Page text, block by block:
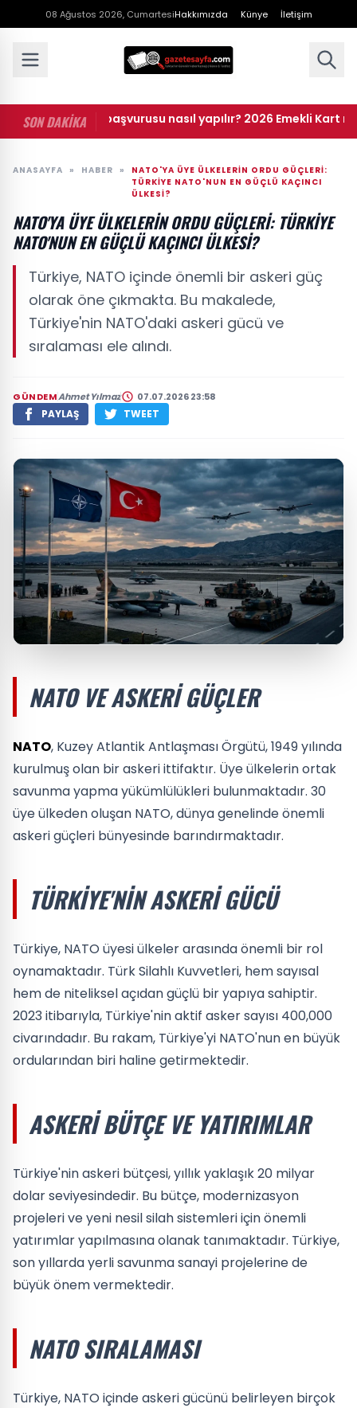
08 Ağustos 2026, CumartesiHakkımızda Künye İletişim
SON DAKİKA
dijital kart başvurusu nasıl yapılır? 2026 Emekli Kart
ANASAYFA » HABER »
NATO'YA ÜYE ÜLKELERIN ORDU GÜÇLERI:
TÜRKIYE NATO'NUN EN GÜÇLÜ KAÇINCI
ÜLKESI?
NATO'YA ÜYE ÜLKELERIN ORDU GÜÇLERI: TÜRKIYE
NATO'NUN EN GÜÇLÜ KAÇINCI ÜLKESI?
Türkiye, NATO içinde önemli bir askeri güç
olarak öne çıkmakta. Bu makalede,
Türkiye'nin NATO'daki askeri gücü ve
sıralaması ele alındı.
GÜNDEMAhmet Yılmaz 07.07.2026 23:58
PAYLAŞ TWEET
NATO VE ASKERI GÜÇLER
NATO, Kuzey Atlantik Antlaşması Örgütü, 1949 yılında
kurulmuş olan bir askeri ittifaktır. Üye ülkelerin ortak
savunma yapma yükümlülükleri bulunmaktadır. 30
üye ülkeden oluşan NATO, dünya genelinde önemli
askeri güçleri bünyesinde barındırmaktadır.
TÜRKIYE'NIN ASKERI GÜCÜ
Türkiye, NATO üyesi ülkeler arasında önemli bir rol
oynamaktadır. Türk Silahlı Kuvvetleri, hem sayısal
hem de niteliksel açıdan güçlü bir yapıya sahiptir.
2023 itibarıyla, Türkiye'nin aktif asker sayısı 400,000
civarındadır. Bu rakam, Türkiye'yi NATO'nun en büyük
ordularından biri haline getirmektedir.
ASKERI BÜTÇE VE YATIRIMLAR
Türkiye'nin askeri bütçesi, yıllık yaklaşık 20 milyar
dolar seviyesindedir. Bu bütçe, modernizasyon
projeleri ve yeni nesil silah sistemleri için önemli
yatırımlar yapılmasına olanak tanımaktadır. Türkiye,
son yıllarda yerli savunma sanayi projelerine de
büyük önem vermektedir.
NATO SIRALAMASI
Türkiye, NATO içinde askeri gücünü belirleyen birçok